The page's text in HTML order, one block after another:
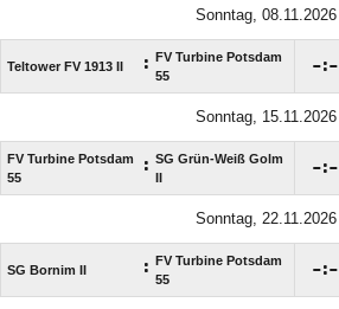
Sonntag, 08.11.2026
Teltower FV 1913 II : FV Turbine Potsdam
55
:
Sonntag, 15.11.2026
FV Turbine Potsdam
55
: SG Grün-Weiß Golm
II
:
Sonntag, 22.11.2026
SG Bornim II : FV Turbine Potsdam
55
: